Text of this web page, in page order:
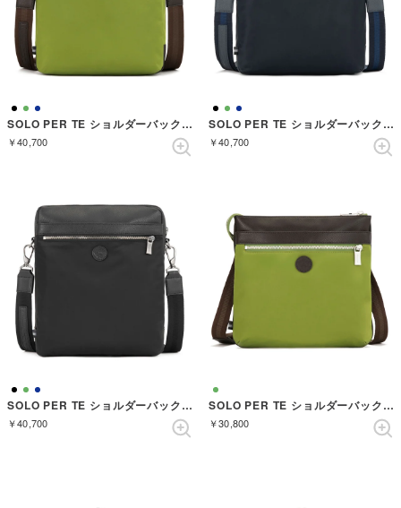
SOLO PER TE ショルダーバック （LEAF GREEN）
￥40,700
SOLO PER TE ショルダーバック （NAVY）
￥40,700
SOLO PER TE ショルダーバック （BLACK）
￥40,700
SOLO PER TE ショルダーバック （LEAF GREEN）
￥30,800